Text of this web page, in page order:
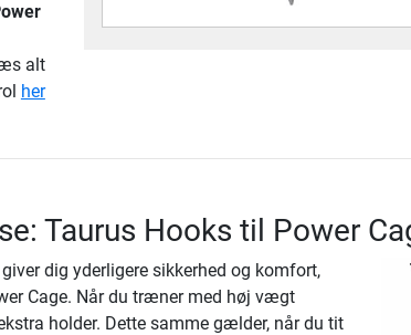
alt
her
Taurus Hooks til Power
dig yderligere sikkerhed og komfort,
Cage. Når du træner med høj vægt
holder. Dette samme gælder, når du tit